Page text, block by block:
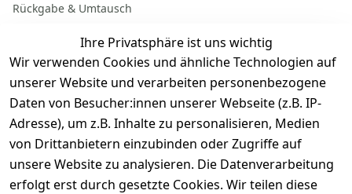
Ihre Privatsphäre ist uns wichtig
Wir verwenden Cookies und ähnliche Technologien auf
unserer Website und verarbeiten personenbezogene
Daten von Besucher:innen unserer Webseite (z.B. IP-
Adresse), um z.B. Inhalte zu personalisieren, Medien
von Drittanbietern einzubinden oder Zugriffe auf
unsere Website zu analysieren. Die Datenverarbeitung
erfolgt erst durch gesetzte Cookies. Wir teilen diese
Rückgabe & Umtausch
Batterieentsorgung
Gerät verkaufen
Dein altes Gerät ist bares Geld wert. Festpreis in
wenigen Minuten, kostenfrei einsenden, Auszahlung
aufs Konto.